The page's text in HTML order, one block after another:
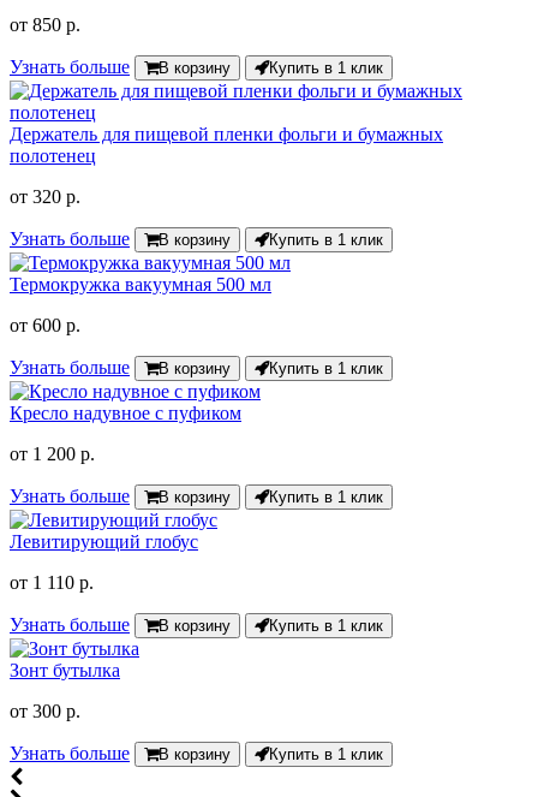
от 850 р.
Узнать больше В корзину Купить в 1 клик
Держатель для пищевой пленки фольги и бумажных
полотенец
от 320 р.
Узнать больше В корзину Купить в 1 клик
Термокружка вакуумная 500 мл
от 600 р.
Узнать больше В корзину Купить в 1 клик
Кресло надувное с пуфиком
от 1 200 р.
Узнать больше В корзину Купить в 1 клик
Левитирующий глобус
от 1 110 р.
Узнать больше В корзину Купить в 1 клик
Зонт бутылка
от 300 р.
Узнать больше В корзину Купить в 1 клик